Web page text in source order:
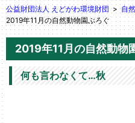
公益財団法人 えどがわ環境財団 自
2019年11月の自然動物園ぶろぐ
2019年11月の自然動物
何も言わなくて…秋